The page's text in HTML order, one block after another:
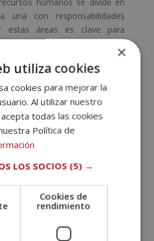
humanos se divide en
una con responsabilidades
estas áreas es clave para
de la especialidad de
a los candidatos para
desarrollo:Promueve la
de habilidades mediante
y beneficios:Administra los
y beneficios que ofrece la
y los empleados, incluyendo
×
utiliza cookies
cookies para mejorar la
Al utilizar nuestro
todas las cookies
Política de
LOS SOCIOS (5) →
Cookies de
rendimiento